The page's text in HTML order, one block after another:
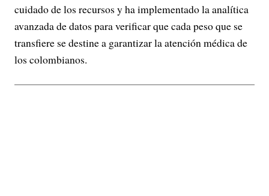
cuidado de los recursos y ha implementado la analítica
avanzada de datos para verificar que cada peso que se
transfiere se destine a garantizar la atención médica de
los colombianos.